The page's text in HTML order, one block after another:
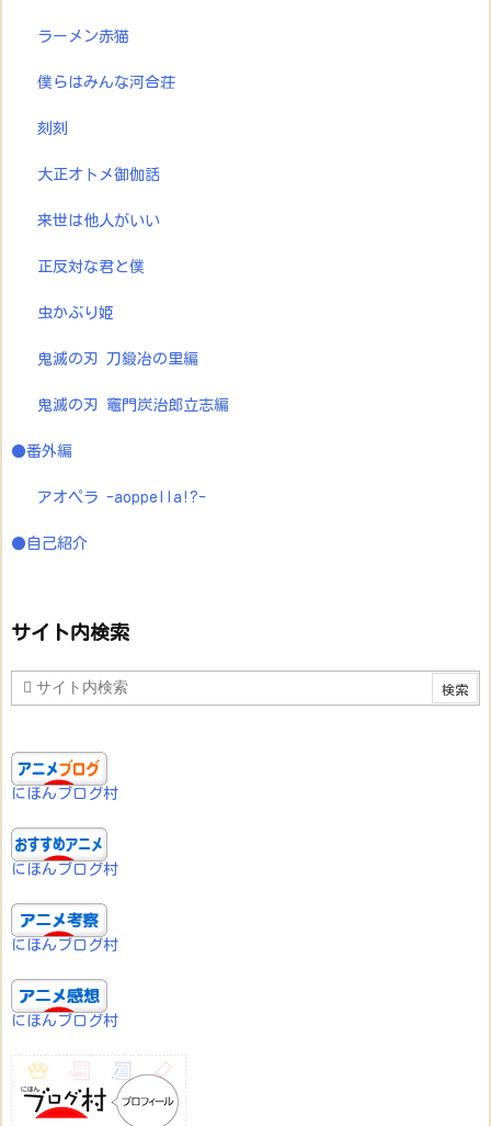
ラーメン赤猫
僕らはみんな河合荘
刻刻
大正オトメ御伽話
来世は他人がいい
正反対な君と僕
虫かぶり姫
鬼滅の刃 刀鍛冶の里編
鬼滅の刃 竈門炭治郎立志編
●番外編
アオペラ -aoppella!?-
●自己紹介
サイト内検索
にほんブログ村
にほんブログ村
にほんブログ村
にほんブログ村